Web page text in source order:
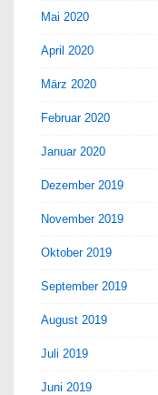
Mai 2020
April 2020
März 2020
Februar 2020
Januar 2020
Dezember 2019
November 2019
Oktober 2019
September 2019
August 2019
Juli 2019
Juni 2019